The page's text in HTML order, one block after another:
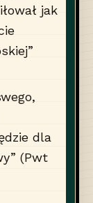
jak
dla
(Pwt